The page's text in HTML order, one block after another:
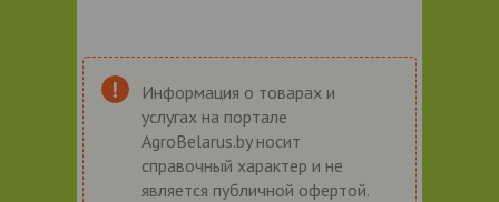
Информация о товарах и
услугах на портале
AgroBelarus.by носит
справочный характер и не
является публичной офертой.